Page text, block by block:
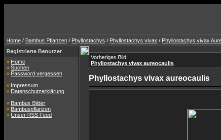
Home / Bambus Pflanzen / Phyllostachys / Phyllostachys vivax / Phyllostachys vivax
Registrierte Benutzer
» Home
» Suchen
» Password vergessen
» Impressum
» Datenschutzerklärung
» Bambus Bilder
» Bambuspflanzen
» Unser RSS Feed
Vorheriges Bild:
Phyllostachys vivax aureocaulis
Phyllostachys vivax aureocaulis